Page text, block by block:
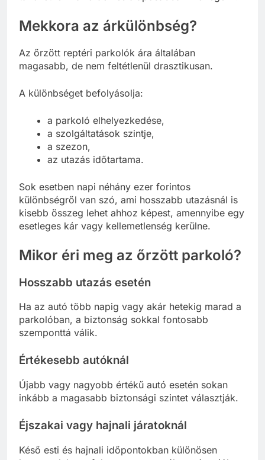
Mekkora az árkülönbség?
Az őrzött reptéri parkolók ára általában
magasabb, de nem feltétlenül drasztikusan.
A különbséget befolyásolja:
a parkoló elhelyezkedése,
a szolgáltatások szintje,
a szezon,
az utazás időtartama.
Sok esetben napi néhány ezer forintos
különbségről van szó, ami hosszabb utazásnál is
kisebb összeg lehet ahhoz képest, amennyibe egy
esetleges kár vagy kellemetlenség kerülne.
Mikor éri meg az őrzött parkoló?
Hosszabb utazás esetén
Ha az autó több napig vagy akár hetekig marad a
parkolóban, a biztonság sokkal fontosabb
szemponttá válik.
Értékesebb autóknál
Újabb vagy nagyobb értékű autó esetén sokan
inkább a magasabb biztonsági szintet választják.
Éjszakai vagy hajnali járatoknál
Késő esti és hajnali időpontokban különösen